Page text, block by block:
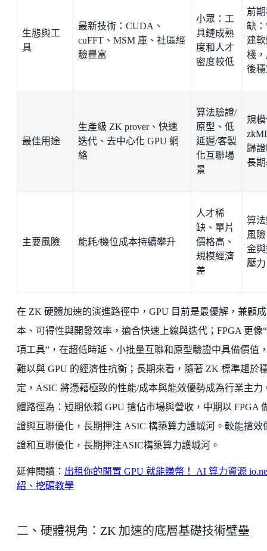
生態與工
具
最新技術：CUDA、
cuFFT、MSM 庫、社區經
驗豐富
小眾：工
具鏈成熟
度和人才
密度較低
前
缺
建
棧
後
最佳用途
生產級 ZK prover、快速
迭代、去中心化 GPU 網
絡
算法驗證/
原型、低
延遲/客製
化互聯場
景
規
歸
長
主要風險 能耗/機位成本持續攀升
人才稀
缺、單片
價格高、
規模經濟
差
算
風
金
壓力
在 ZK 硬體加速的演進路徑中，GPU 目前是最優解，兼顧成
本、可得性與開發效率，適合快速上線與迭代；FPGA 更像
項工具”，在超低時延、小批量互聯和原型驗證中具備價值
難以與 GPU 的經濟性抗衡；長期來看，隨著 ZK 標準趨於
定，ASIC 將憑藉極致的性能/成本與能效優勢成為行業主力
體路徑為：短期依賴 GPU 搶佔市場與營收，中期以 FPGA
證與互聯優化，長期押注 ASIC 構築算力護城河。較能搶效
證和互聯優化，長期押注ASIC構築算力護城河。
延伸閱讀： 出租你的閒置 GPU 就能賺幣！ AI 算力資源
紹、挖礦教學
二、硬體視角：ZK 加速的底層基礎技術壁壘